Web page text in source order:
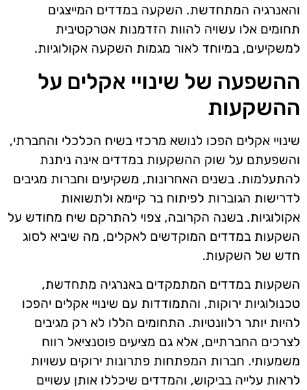
והאנרגיה המתחדשת. השקעה במדדים המייצגים
תחומים אלו עשויה להוות הזדמנות אטרקטיבית
למשקיעים, במיוחד לאור מגמות השקעה אקולוגיות.
ההשפעה של שינויי אקלים על
ההשקעות
שינויי אקלים הפכו לנושא מרכזי בשיח הכלכלי והחברתי,
והשפעתם על שוק ההשקעות במדדים אינה ניתנת
להתעלמות. בשנים האחרונות, משקיעים וחברות מגיבים
לדרישות הגוברות לפיתוח בר קיימא ולתשואות
אקולוגיות. בשנה הקרובה, צפוי להתרקם שיח מחודש על
השקעות במדדים המוקדשים לאקלים, מה שיביא לסוג
חדש של השקעות.
השקעות במדדים המתמקדים באנרגיה מתחדשת,
טכנולוגיות ירוקות, והתמודדות עם שינויי אקלים יהפכו
להיות יותר רלוונטיות. התחומים הללו לא רק מגיבים
לצרכים החברתיים, אלא גם מציעים פוטנציאל רווח
משמעותי. חברות המפתחות פתרונות ירוקים עשויות
לראות עלייה בביקוש, והמדדים שיכללו אותן עשויים